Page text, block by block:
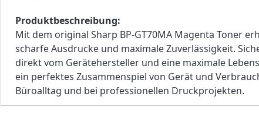
Produktbeschreibung:
Mit dem original Sharp BP-GT70MA Magenta Toner
scharfe Ausdrucke und maximale Zuverlässigkeit.
direkt vom Gerätehersteller und eine maximale
ein perfektes Zusammenspiel von Gerät und
Büroalltag und bei professionellen Druckprojekten.